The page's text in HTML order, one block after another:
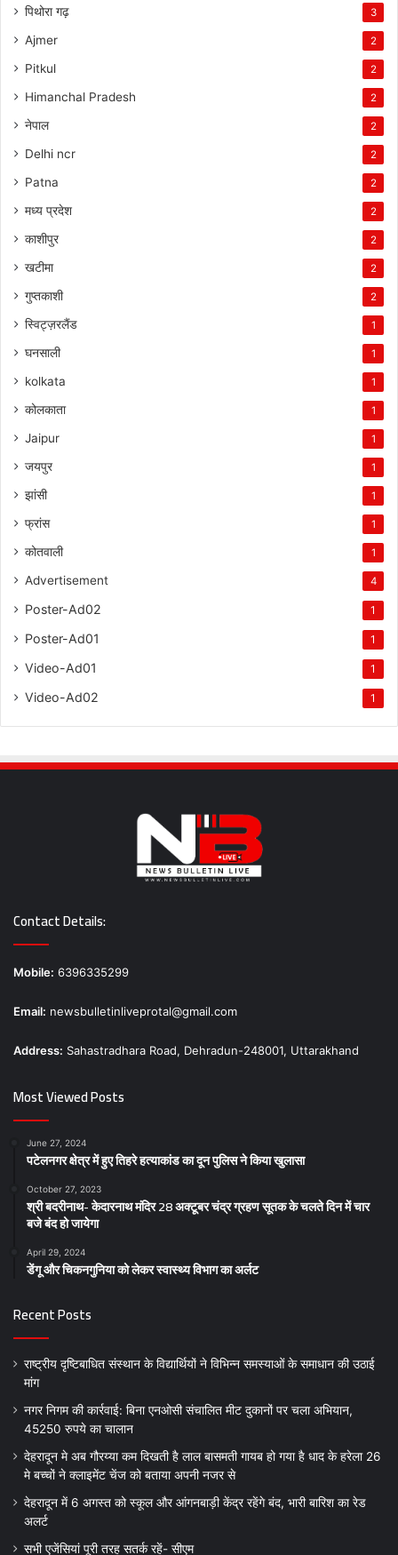
पिथोरा गढ़ 3
Ajmer 2
Pitkul 2
Himanchal Pradesh 2
नेपाल 2
Delhi ncr 2
Patna 2
मध्य प्रदेश 2
काशीपुर 2
खटीमा 2
गुप्तकाशी 2
स्विट्ज़रलैंड 1
घनसाली 1
kolkata 1
कोलकाता 1
Jaipur 1
जयपुर 1
झांसी 1
फ्रांस 1
कोतवाली 1
Advertisement 4
Poster-Ad02 1
Poster-Ad01 1
Video-Ad01 1
Video-Ad02 1
Contact Details:
Mobile: 6396335299
Email: newsbulletinliveprotal@gmail.com
Address: Sahastradhara Road, Dehradun-248001, Uttarakhand
Most Viewed Posts
June 27, 2024
पटेलनगर क्षेत्र में हुए तिहरे हत्याकांड का दून पुलिस ने किया खुलासा
October 27, 2023
श्री बदरीनाथ- केदारनाथ मंदिर 28 अक्टूबर चंद्र ग्रहण सूतक के चलते दिन में चार
बजे बंद हो जायेगा
April 29, 2024
डेंगू और चिकनगुनिया को लेकर स्वास्थ्य विभाग का अर्लट
Recent Posts
राष्ट्रीय दृष्टिबाधित संस्थान के विद्यार्थियों ने विभिन्न समस्याओं के समाधान की उठाई
मांग
नगर निगम की कार्रवाई: बिना एनओसी संचालित मीट दुकानों पर चला अभियान,
45250 रुपये का चालान
देहरादून मे अब गौरय्या कम दिखती है लाल बासमती गायब हो गया है धाद के हरेला 26
मे बच्चों ने क्लाइमेंट चेंज को बताया अपनी नजर से
देहरादून में 6 अगस्त को स्कूल और आंगनबाड़ी केंद्र रहेंगे बंद, भारी बारिश का रेड
अलर्ट
सभी एजेंसियां पूरी तरह सतर्क रहें- सीएम